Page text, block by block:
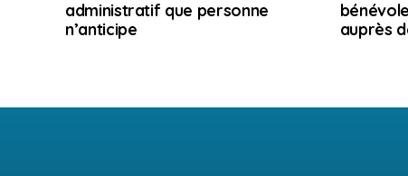
administratif que personne
n’anticipe
auprès